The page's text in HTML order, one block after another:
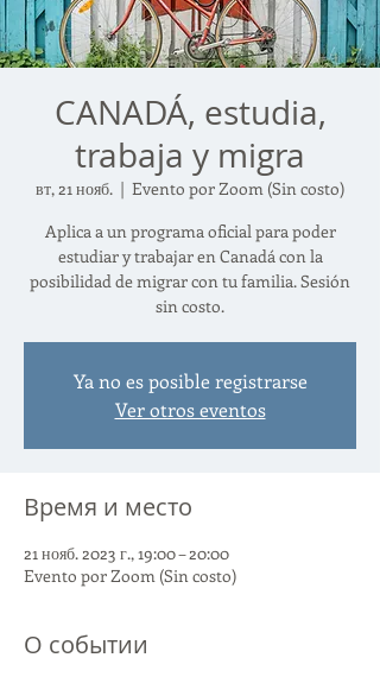
CANADÁ, estudia,
trabaja y migra
вт, 21 нояб.
  |
Evento por Zoom (Sin costo)
Aplica a un programa oficial para poder
estudiar y trabajar en Canadá con la
posibilidad de migrar con tu familia. Sesión
sin costo.
Ya no es posible registrarse
Ver otros eventos
Время и место
21 нояб. 2023 г., 19:00 – 20:00
Evento por Zoom (Sin costo)
О событии